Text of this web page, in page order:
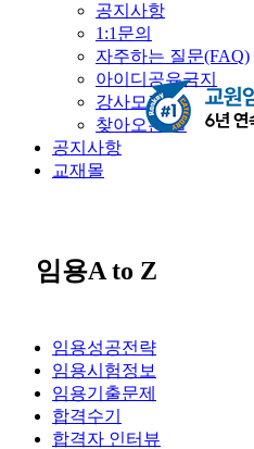
공지사항
1:1문의
자주하는 질문(FAQ)
아이디공유금지
강사모집
찾아오는 길
공지사항
교재몰
임용A to Z
임용성공전략
임용시험정보
임용기출문제
합격수기
합격자 인터뷰